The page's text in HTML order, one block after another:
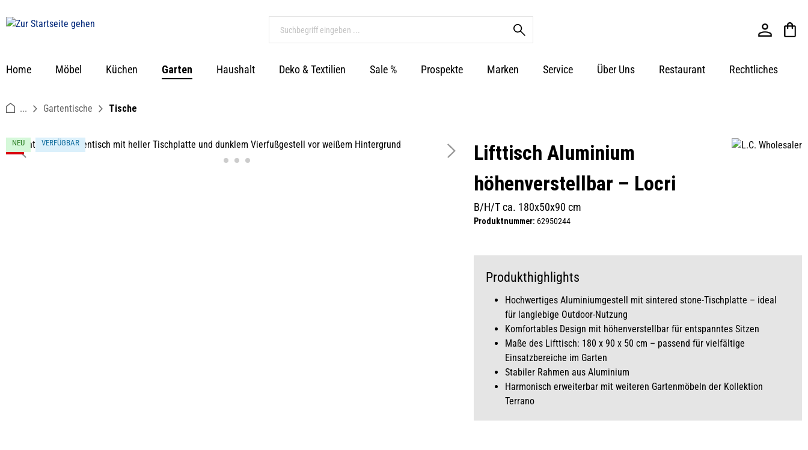
Home Möbel Küchen Garten Haushalt Deko & Textilien Sale % Prospekte Marken Service Über Uns Restaurant Rechtliches
... Gartentische Tische
Bildergalerie überspringen
NEU VERFÜGBAR
Lifttisch Aluminium
höhenverstellbar – Locri
B/H/T ca. 180x50x90 cm
Produktnummer: 62950244
Produkthighlights
Hochwertiges Aluminiumgestell mit sintered stone-Tischplatte – ideal
für langlebige Outdoor-Nutzung
Komfortables Design mit höhenverstellbar für entspanntes Sitzen
Maße des Lifttisch: 180 x 90 x 50 cm – passend für vielfältige
Einsatzbereiche im Garten
Stabiler Rahmen aus Aluminium
Harmonisch erweiterbar mit weiteren Gartenmöbeln der Kollektion
Terrano